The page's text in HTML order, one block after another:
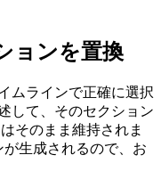
ョンを置換
ムラインで正確に選択
して、そのセクション
そのまま維持されま
生成されるので、お